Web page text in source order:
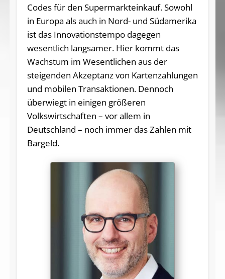
Codes für den Supermarkteinkauf. Sowohl
in Europa als auch in Nord- und Südamerika
ist das Innovationstempo dagegen
wesentlich langsamer. Hier kommt das
Wachstum im Wesentlichen aus der
steigenden Akzeptanz von Kartenzahlungen
und mobilen Transaktionen. Dennoch
überwiegt in einigen größeren
Volkswirtschaften – vor allem in
Deutschland – noch immer das Zahlen mit
Bargeld.